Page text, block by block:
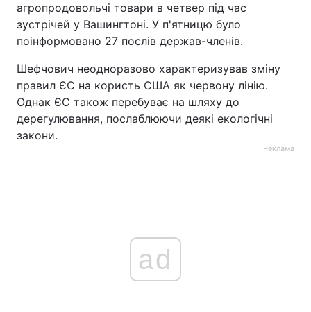
агропродовольчі товари в четвер під час
зустрічей у Вашингтоні. У п'ятницю було
поінформовано 27 послів держав-членів.
Шефчович неодноразово характеризував зміну
правил ЄС на користь США як червону лінію.
Однак ЄС також перебуває на шляху до
дерегулювання, послаблюючи деякі екологічні
закони.
Реклама
ad